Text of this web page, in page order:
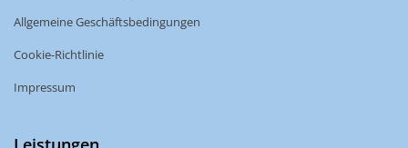
Allgemeine Geschäftsbedingungen
Cookie-Richtlinie
Impressum